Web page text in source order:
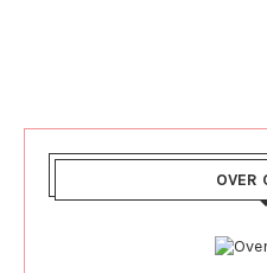
OVER